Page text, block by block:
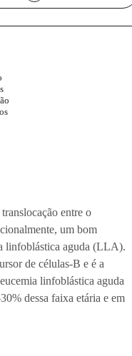
entre o
um bom
linfoblástica aguda (LLA).
de células-B e é a
linfoblástica aguda
dessa faixa etária e em